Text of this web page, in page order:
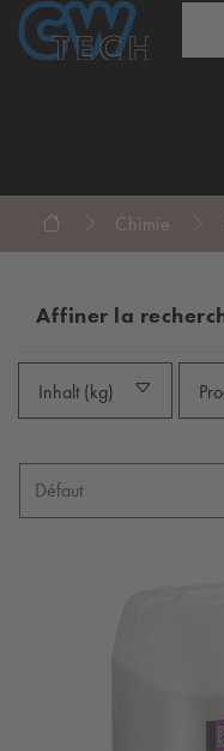
Chimie
Affiner la
Inhalt (kg)